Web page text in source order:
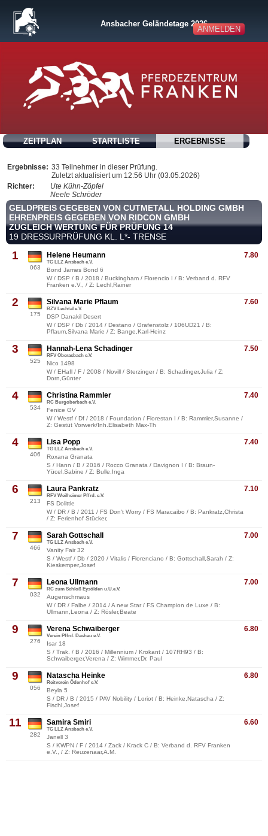
ANMELDEN
Ansbacher Geländetage 2026
ZEITPLAN STARTLISTE ERGEBNISSE
Ergebnisse: 33 Teilnehmer in dieser Prüfung.
Zuletzt aktualisiert um 12:56 Uhr (03.05.2026)
Richter:
Ute Kühn-Zöpfel
Neele Schröder
GELDPREIS GEGEBEN VON CUTMETALL HOLDING GMBH
EHRENPREIS GEGEBEN VON RIDCON GMBH
ZUGLEICH WERTUNG FÜR PRÜFUNG 14
19 DRESSURPRÜFUNG KL. L*- TRENSE
1
063
7.80
Helene Heumann
TG LLZ Ansbach e.V.
Bond James Bond 6
W / DSP / B / 2018 / Buckingham / Florencio I / B: Verband d. RFV
Franken e.V., / Z: Lechl,Rainer
2
175
7.60
Silvana Marie Pflaum
RZV Lechtal e.V.
DSP Danakil Desert
W / DSP / Db / 2014 / Destano / Grafenstolz / 106UD21 / B:
Pflaum,Silvana Marie / Z: Bange,Karl-Heinz
3
525
7.50
Hannah-Lena Schadinger
RFV Oberasbach e.V.
Nico 1498
W / EHafl / F / 2008 / Novill / Sterzinger / B: Schadinger,Julia / Z:
Dorn,Günter
4
534
7.40
Christina Rammler
RC Burgoberbach e.V.
Fenice GV
W / Westf / Df / 2018 / Foundation / Florestan I / B: Rammler,Susanne /
Z: Gestüt Vorwerk/Inh.Elisabeth Max-Th
4
406
7.40
Lisa Popp
TG LLZ Ansbach e.V.
Roxana Granata
S / Hann / B / 2016 / Rocco Granata / Davignon I / B: Braun-
Yücel,Sabine / Z: Bulle,Inga
6
213
7.10
Laura Pankratz
RFV Weilheimer Pffrd. e.V.
FS Dolittle
W / DR / B / 2011 / FS Don't Worry / FS Maracaibo / B: Pankratz,Christa
/ Z: Ferienhof Stücker,
7
466
7.00
Sarah Gottschall
TG LLZ Ansbach e.V.
Vanity Fair 32
S / Westf / Db / 2020 / Vitalis / Florenciano / B: Gottschall,Sarah / Z:
Kieskemper,Josef
7
032
7.00
Leona Ullmann
RC zum Schloß Eysölden u.U.e.V.
Augenschmaus
W / DR / Falbe / 2014 / A new Star / FS Champion de Luxe / B:
Ullmann,Leona / Z: Rösler,Beate
9
276
6.80
Verena Schwaiberger
Verein Pffrd. Dachau e.V.
Isar 18
S / Trak. / B / 2016 / Millennium / Krokant / 107RH93 / B:
Schwaiberger,Verena / Z: Wimmer,Dr. Paul
9
056
6.80
Natascha Heinke
Reitverein Ödenhof e.V.
Beyla 5
S / DR / B / 2015 / PAV Nobility / Loriot / B: Heinke,Natascha / Z:
Fischl,Josef
11
282
6.60
Samira Smiri
TG LLZ Ansbach e.V.
Janell 3
S / KWPN / F / 2014 / Zack / Krack C / B: Verband d. RFV Franken
e.V., / Z: Reuzenaar,A.M.